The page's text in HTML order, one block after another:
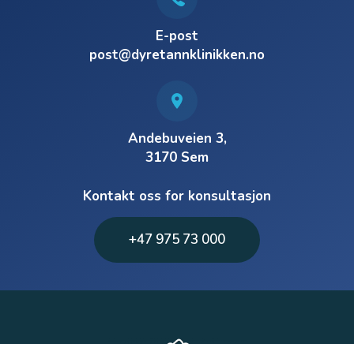
E-post
post@dyretannklinikken.no
Andebuveien 3,
3170 Sem
Kontakt oss for konsultasjon
+47 975 73 000